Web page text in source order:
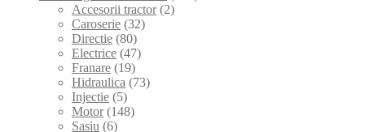
Accesorii tractor (2)
Caroserie (32)
Directie (80)
Electrice (47)
Franare (19)
Hidraulica (73)
Injectie (5)
Motor (148)
Sasiu (6)